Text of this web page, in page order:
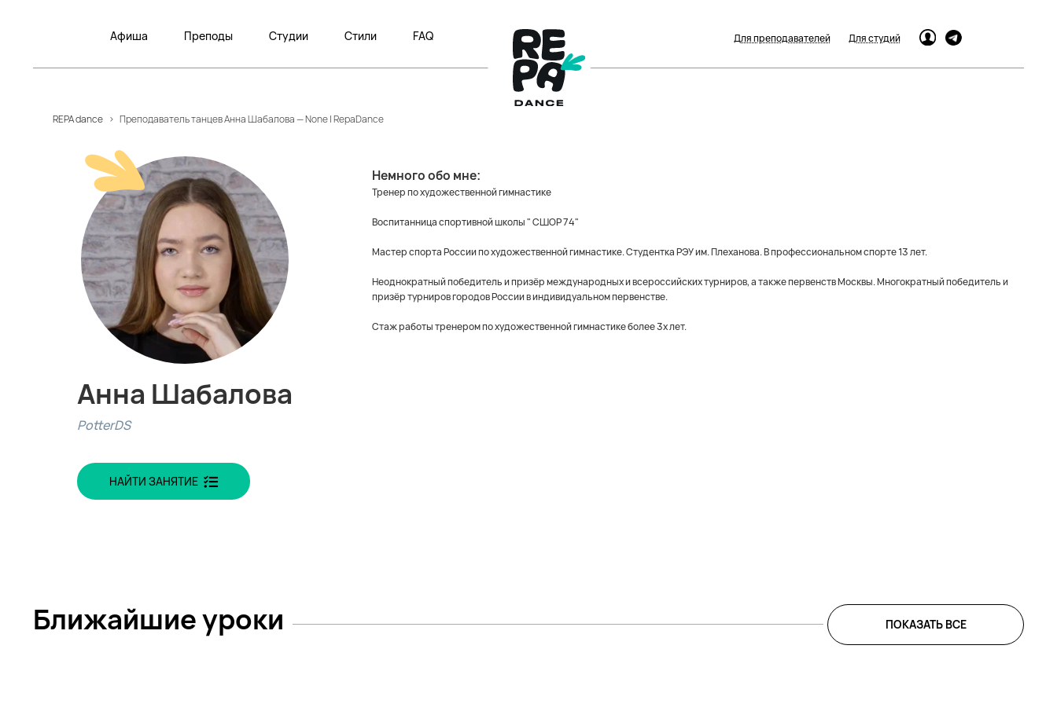
Афиша Преподы Студии Стили FAQ Для преподавателей Для студий
REPA dance > Преподаватель танцев Анна Шабалова — None | RepaDance
Анна Шабалова
PotterDS
НАЙТИ ЗАНЯТИЕ
Немного обо мне:
Тренер по художественной гимнастике
Воспитанница спортивной школы " СШОР 74"
Мастер спорта России по художественной гимнастике. Студентка РЭУ им. Плеханова. В профессиональном спорте 13 лет.
Неоднократный победитель и призёр международных и всероссийских турниров, а также первенств Москвы. Многократный победитель и
призёр турниров городов России в индивидуальном первенстве.
Стаж работы тренером по художественной гимнастике более 3х лет.
Ближайшие уроки ПОКАЗАТЬ ВСЕ